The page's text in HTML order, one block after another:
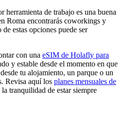
herramienta de trabajo es una buena
Roma encontrarás coworkings y
estas opciones puede ser
con una eSIM de Holafly para
y estable desde el momento en que
tu alojamiento, un parque o un
Revisa aquí los planes mensuales de
tranquilidad de estar siempre